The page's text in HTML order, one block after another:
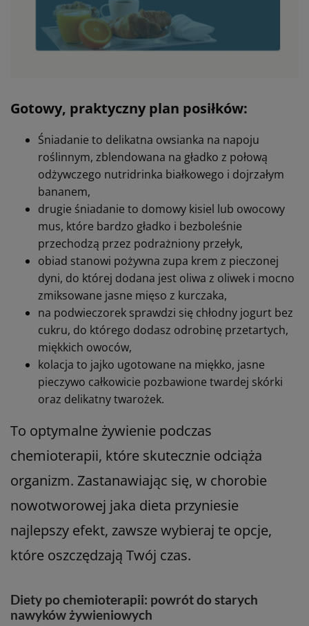
Gotowy, praktyczny plan posiłków:
Śniadanie to delikatna owsianka na napoju
roślinnym, zblendowana na gładko z połową
odżywczego nutridrinka białkowego i dojrzałym
bananem,
drugie śniadanie to domowy kisiel lub owocowy
mus, które bardzo gładko i bezboleśnie
przechodzą przez podrażniony przełyk,
obiad stanowi pożywna zupa krem z pieczonej
dyni, do której dodana jest oliwa z oliwek i mocno
zmiksowane jasne mięso z kurczaka,
na podwieczorek sprawdzi się chłodny jogurt bez
cukru, do którego dodasz odrobinę przetartych,
miękkich owoców,
kolacja to jajko ugotowane na miękko, jasne
pieczywo całkowicie pozbawione twardej skórki
oraz delikatny twarożek.
To optymalne żywienie podczas
chemioterapii, które skutecznie odciąża
organizm. Zastanawiając się, w chorobie
nowotworowej jaka dieta przyniesie
najlepszy efekt, zawsze wybieraj te opcje,
które oszczędzają Twój czas.
Diety po chemioterapii: powrót do starych
nawyków żywieniowych